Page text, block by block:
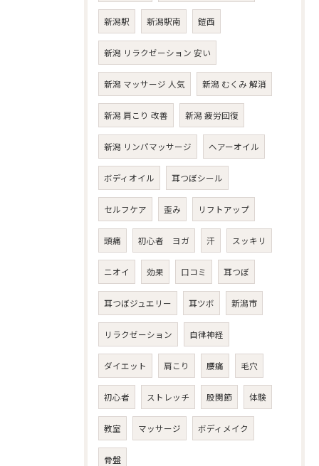
新潟駅 新潟駅南 鎧西
新潟 リラクゼーション 安い
新潟 マッサージ 人気 新潟 むくみ 解消
新潟 肩こり 改善 新潟 疲労回復
新潟 リンパマッサージ ヘアーオイル
ボディオイル 耳つぼシール
セルフケア 歪み リフトアップ
頭痛 初心者 ヨガ 汗 スッキリ
ニオイ 効果 口コミ 耳つぼ
耳つぼジュエリー 耳ツボ 新潟市
リラクゼーション 自律神経
ダイエット 肩こり 腰痛 毛穴
初心者 ストレッチ 股関節 体験
教室 マッサージ ボディメイク
骨盤